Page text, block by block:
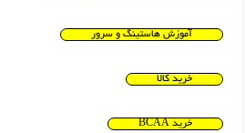
آموزش هاستینگ و سرور
خرید کالا
خرید BCAA